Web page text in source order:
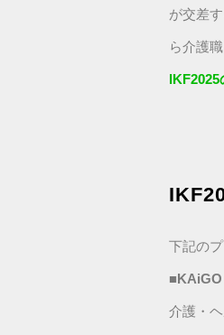
が交差
ら介護
IKF2025
下記の
■KAiGO
介護・